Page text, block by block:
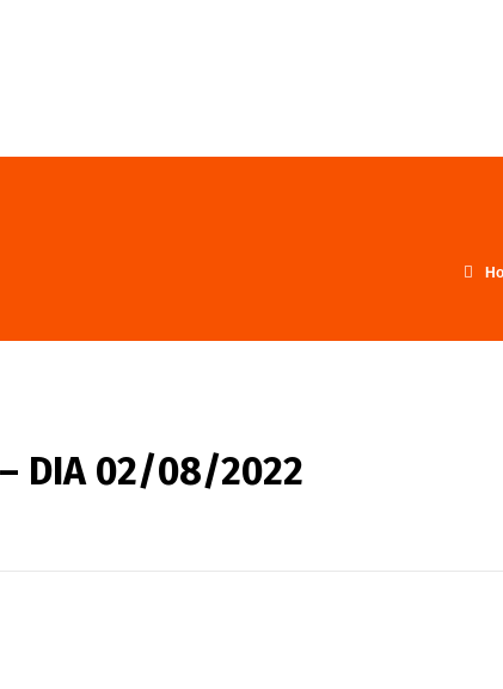
– DIA 02/08/2022